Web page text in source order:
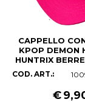
CAPPELLO
KPOP DEMON
HUNTRIX
CHIUSURA
BAMBINA -
CM.)
COD. ART.:
€